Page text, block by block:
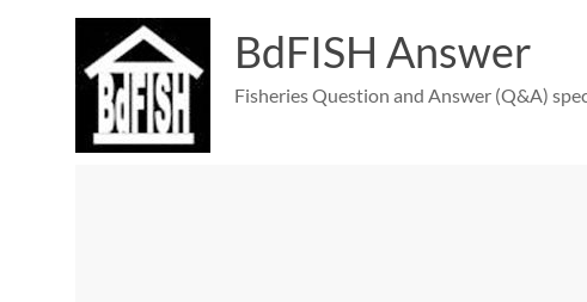
BdFISH Answer
Fisheries Question and Answer (Q&A)